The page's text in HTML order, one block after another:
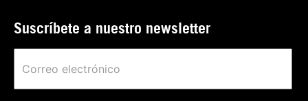
Suscríbete a nuestro newsletter